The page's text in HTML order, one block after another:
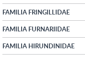
FAMILIA FRINGILLIDAE
FAMILIA FURNARIIDAE
FAMILIA HIRUNDINIDAE